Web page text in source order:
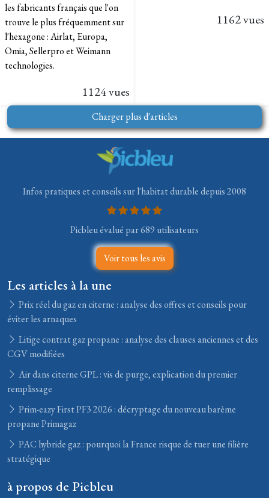
les fabricants français que l'on
trouve le plus fréquemment sur
l'hexagone : Airlat, Europa,
Omia, Sellerpro et Weimann
technologies.​
1124 vues
1162 vues
Charger plus d'articles
Infos pratiques et conseils sur l'habitat durable depuis 2008
Picbleu évalué par 689 utilisateurs
Voir tous les avis
Les articles à la une
Prix réel du gaz en citerne : analyse des offres et conseils pour
éviter les arnaques
Litige contrat gaz propane : analyse des clauses anciennes et des
CGV modifiées
Air dans citerne GPL : vis de purge, explication du premier
remplissage
Prim-eazy First PF3 2026 : décryptage du nouveau barème
propane Primagaz
PAC hybride gaz : pourquoi la France risque de tuer une filière
stratégique
à propos de Picbleu